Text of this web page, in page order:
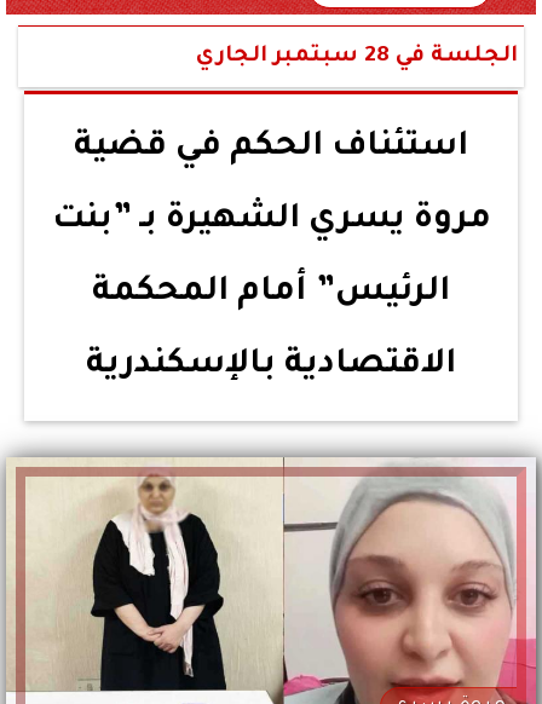
الجلسة في 28 سبتمبر الجاري
استئناف الحكم في قضية
مروة يسري الشهيرة بـ ”بنت
الرئيس” أمام المحكمة
الاقتصادية بالإسكندرية